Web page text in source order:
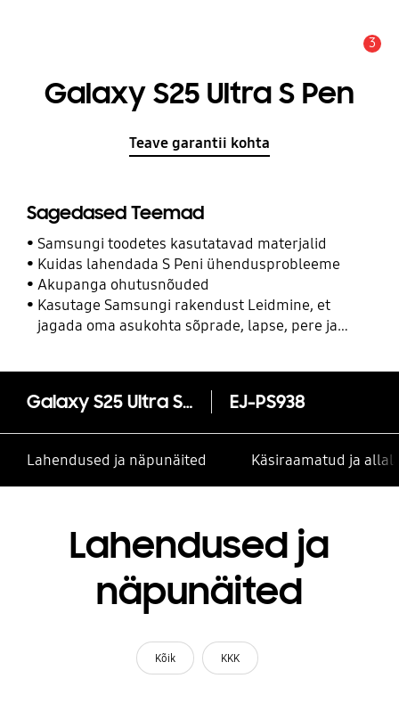
3
Galaxy S25 Ultra S Pen
Teave garantii kohta
Sagedased Teemad
Samsungi toodetes kasutatavad materjalid
Kuidas lahendada S Peni ühendusprobleeme
Akupanga ohutusnõuded
Kasutage Samsungi rakendust Leidmine, et
jagada oma asukohta sõprade, lapse, pere ja
Galaxy S25 Ultra S Pen EJ-PS938
Lahendused ja näpunäited Käsiraamatud ja
Lahendused ja
näpunäited
Kõik KKK